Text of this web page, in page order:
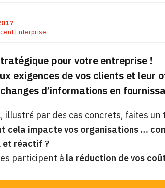
Enterprise
pour votre entreprise !
exigences de vos clients et
d’informations en
illustré par des cas concrets, faites
cela impacte vos organisations …
et réactif ?
participent à la réduction de vos